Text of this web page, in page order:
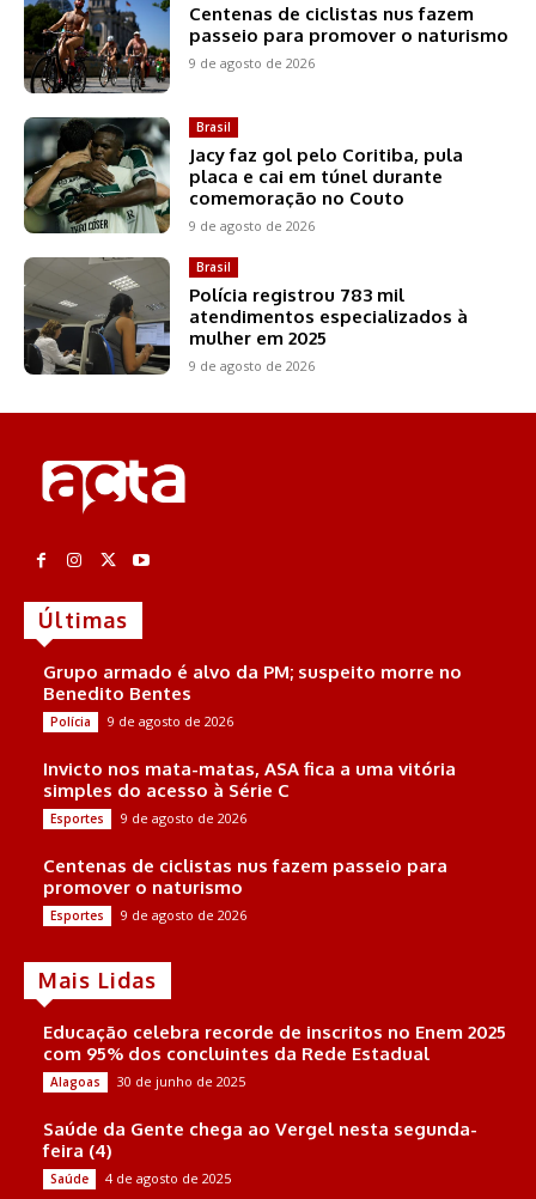
Centenas de ciclistas nus fazem
passeio para promover o naturismo
9 de agosto de 2026
Brasil
Jacy faz gol pelo Coritiba, pula
placa e cai em túnel durante
comemoração no Couto
9 de agosto de 2026
Brasil
Polícia registrou 783 mil
atendimentos especializados à
mulher em 2025
9 de agosto de 2026
Últimas
Grupo armado é alvo da PM; suspeito morre no
Benedito Bentes
Polícia 9 de agosto de 2026
Invicto nos mata-matas, ASA fica a uma vitória
simples do acesso à Série C
Esportes 9 de agosto de 2026
Centenas de ciclistas nus fazem passeio para
promover o naturismo
Esportes 9 de agosto de 2026
Mais Lidas
Educação celebra recorde de inscritos no Enem 2025
com 95% dos concluintes da Rede Estadual
Alagoas 30 de junho de 2025
Saúde da Gente chega ao Vergel nesta segunda-
feira (4)
Saúde 4 de agosto de 2025